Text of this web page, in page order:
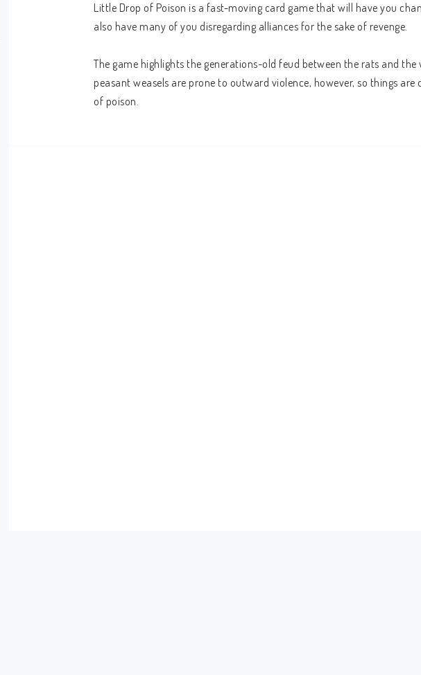
Little Drop of Poison is a fast-moving card game that will have you
also have many of you disregarding alliances for the sake of revenge.
The game highlights the generations-old feud between the rats and
peasant weasels are prone to outward violence, however, so things
of poison.